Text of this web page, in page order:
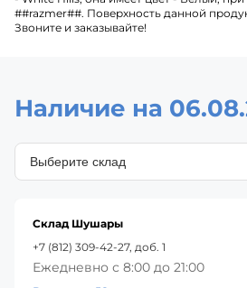
##razmer##. Поверхность данной
Звоните и заказывайте!
Наличие на
Склад Шушары
+7 (812) 309-42-27, доб. 1
Ежедневно с 8:00 до 21:00